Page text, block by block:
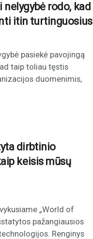
nelygybė rodo, kad
itin turtinguosius
pasiekė pavojingą
taip toliau tęstis
duomenimis,
dirbtinio
keisis mūsų
„World of
pažangiausios
Renginys